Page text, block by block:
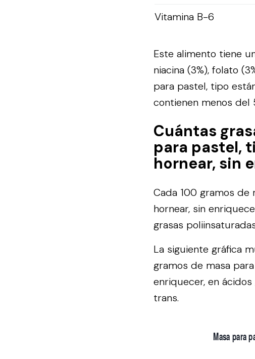
Vitamina B-6
Este alimento tiene
niacina (3%), folato
para pastel, tipo
contienen menos del
Cuántas
para pastel,
hornear, sin
Cada 100 gramos de
hornear, sin
grasas
La siguiente gráfica
gramos de masa
enriquecer, en
trans.